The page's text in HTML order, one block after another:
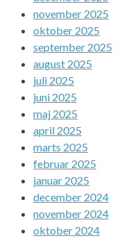
november 2025
oktober 2025
september 2025
august 2025
juli 2025
juni 2025
maj 2025
april 2025
marts 2025
februar 2025
januar 2025
december 2024
november 2024
oktober 2024